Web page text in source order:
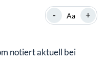
beeinflusst hat
- Aa +
notiert aktuell bei